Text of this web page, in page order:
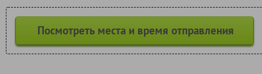
Посмотреть места и время отправления